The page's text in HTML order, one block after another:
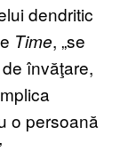
dendritic
Time, „se
învăţare,
o persoană